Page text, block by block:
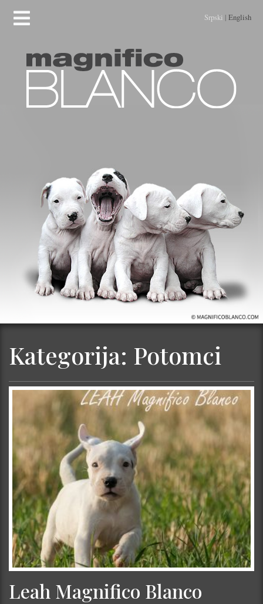
Srpski | English
Kategorija: Potomci
Leah Magnifico Blanco